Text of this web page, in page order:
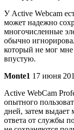
У Active Webcam
может надежно
многочисленные
обычно
который не мог
впустую.
Monte1 17 июня
Active WebCam
опытного
дней, затем
ответа от службы